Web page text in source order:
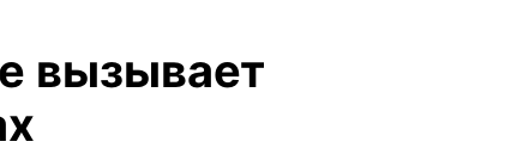
вызывает